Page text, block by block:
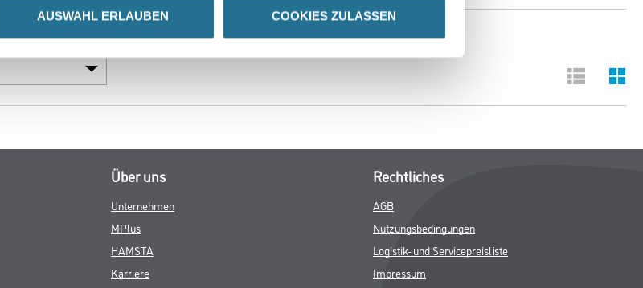
AUSWAHL ERLAUBEN COOKIES ZULASSEN
Über uns
Unternehmen
MPlus
HAMSTA
Karriere
Rechtliches
AGB
Nutzungsbedingungen
Logistik- und Servicepreisliste
Impressum